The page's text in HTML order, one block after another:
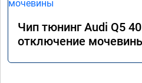
Чип тюнинг Audi Q5
отключение